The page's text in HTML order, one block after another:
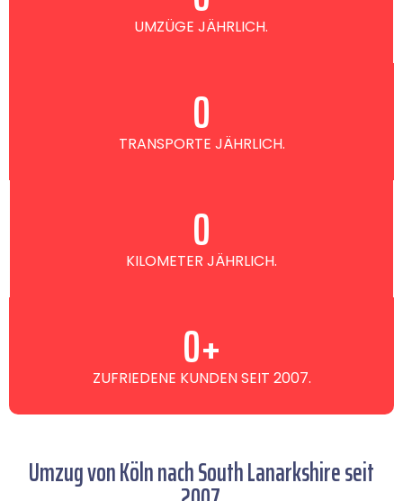
UMZÜGE JÄHRLICH.
TRANSPORTE JÄHRLICH.
0
KILOMETER JÄHRLICH.
0
ZUFRIEDENE KUNDEN SEIT 2007.
0+
Umzug von Köln nach South Lanarkshire seit